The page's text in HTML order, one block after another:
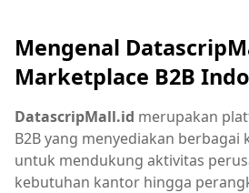
Mengenal
Marketplace B2B
DatascripMall.id merupakan
B2B yang menyediakan
untuk mendukung aktivitas
kebutuhan kantor hingga